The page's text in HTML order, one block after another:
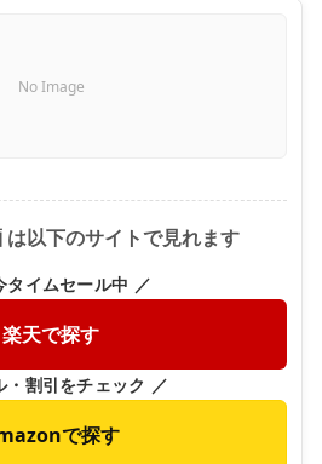
No Image
は以下のサイトで見れます
タイムセール中 ／
楽天で探す
・割引をチェック ／
で探す